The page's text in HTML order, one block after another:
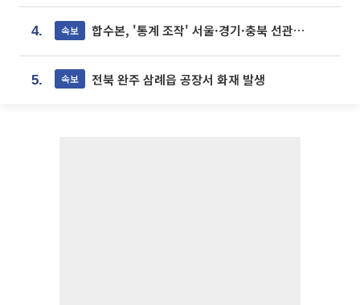
4. 속보 합수본, '통계 조작' 서울·경기·충북 선관위 등 추가 압수수색
5. 속보 전북 완주 삼례읍 공장서 화재 발생